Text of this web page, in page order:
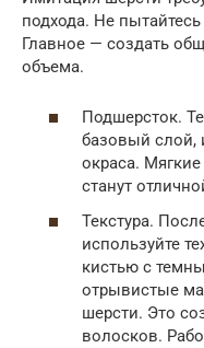
подхода. Не
Главное — создать
объема.
Подшерсток.
базовый слой,
окраса.
станут
Текстура.
используйте
кистью с
отрывистые
шерсти. Это
волосков.